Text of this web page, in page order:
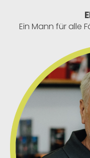
Ein Mann für alle